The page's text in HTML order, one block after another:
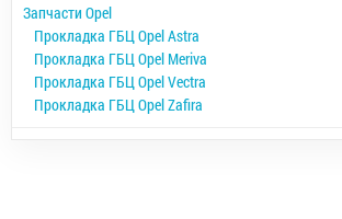
Запчасти Opel
Прокладка ГБЦ Opel Astra
Прокладка ГБЦ Opel Meriva
Прокладка ГБЦ Opel Vectra
Прокладка ГБЦ Opel Zafira